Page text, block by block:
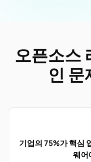
오픈소스
인
기업의 75%가 핵심
웨어